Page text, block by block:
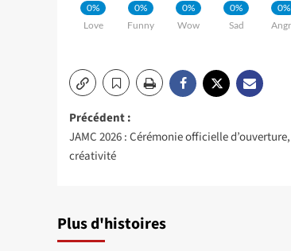
0%
Love
0%
Funny
0%
Wow
0%
Sad
0%
Navigation
d’article
Précédent :
JAMC 2026 : Cérémonie officielle
créativité
Plus d'histoires